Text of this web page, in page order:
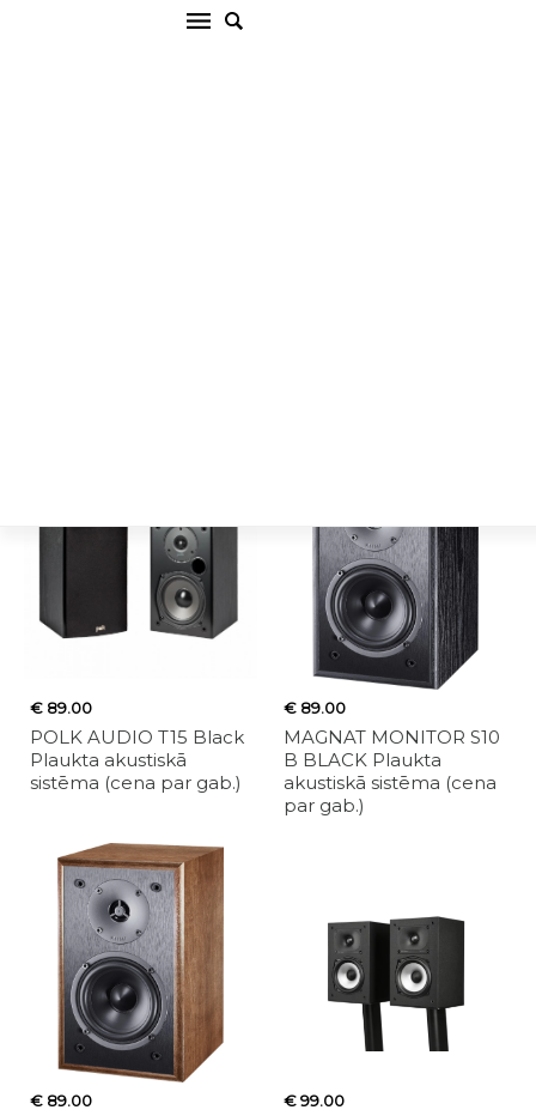
€ 89.00
POLK AUDIO T15 Black
Plaukta akustiskā
sistēma (cena par gab.)
€ 89.00
MAGNAT MONITOR S10
B BLACK Plaukta
akustiskā sistēma (cena
par gab.)
€ 89.00 € 99.00